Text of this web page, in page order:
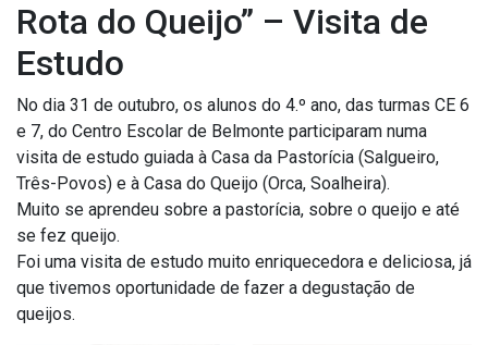
Rota do Queijo” – Visita de
Estudo
No dia 31 de outubro, os alunos do 4.º ano, das turmas CE 6
e 7, do Centro Escolar de Belmonte participaram numa
visita de estudo guiada à Casa da Pastorícia (Salgueiro,
Três-Povos) e à Casa do Queijo (Orca, Soalheira).
Muito se aprendeu sobre a pastorícia, sobre o queijo e até
se fez queijo.
Foi uma visita de estudo muito enriquecedora e deliciosa, já
que tivemos oportunidade de fazer a degustação de
queijos.